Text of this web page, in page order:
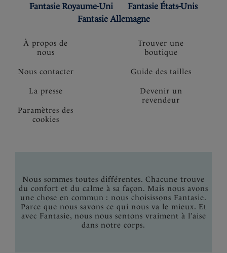
À propos de
nous
Nous contacter
La presse
Paramètres des
cookies
Fantasie Royaume-Uni
Fantasie États-Unis
Fantasie Allemagne
Trouver une
boutique
Guide des tailles
Devenir un
revendeur
Nous sommes toutes différentes. Chacune trouve
du confort et du calme à sa façon. Mais nous avons
une chose en commun : nous choisissons Fantasie.
Parce que nous savons ce qui nous va le mieux. Et
avec Fantasie, nous nous sentons vraiment à l’aise
dans notre corps.